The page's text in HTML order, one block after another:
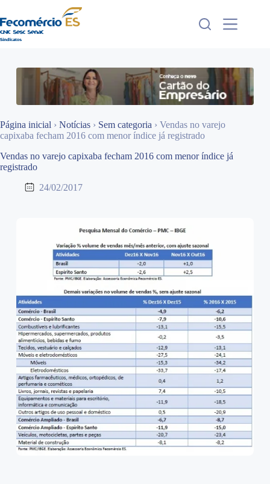
para
o
conteúdo
Página inicial › Notícias › Sem categoria › Vendas no varejo
capixaba fecham 2016 com menor índice já registrado
Vendas no varejo capixaba fecham 2016 com menor índice já
registrado
24/02/2017